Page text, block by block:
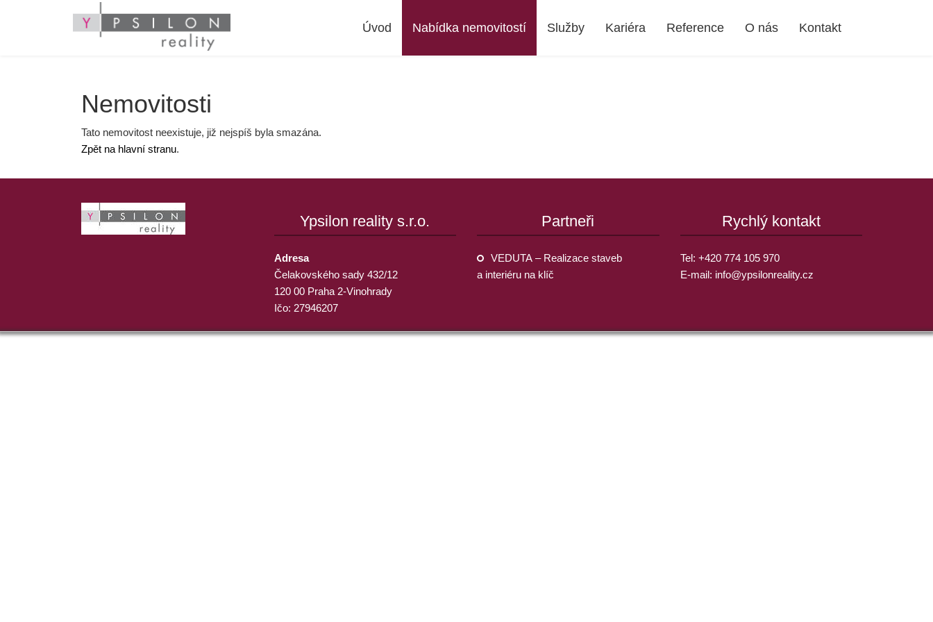
Úvod Nabídka nemovitostí Služby Kariéra Reference O nás Kontakt
Nemovitosti
Tato nemovitost neexistuje, již nejspíš byla smazána.
Zpět na hlavní stranu.
Ypsilon reality s.r.o.
Adresa
Čelakovského sady 432/12
120 00 Praha 2-Vinohrady
Ičo: 27946207
Partneři
VEDUTA – Realizace staveb
a interiéru na klíč
Rychlý kontakt
Tel: +420 774 105 970
E-mail: info@ypsilonreality.cz